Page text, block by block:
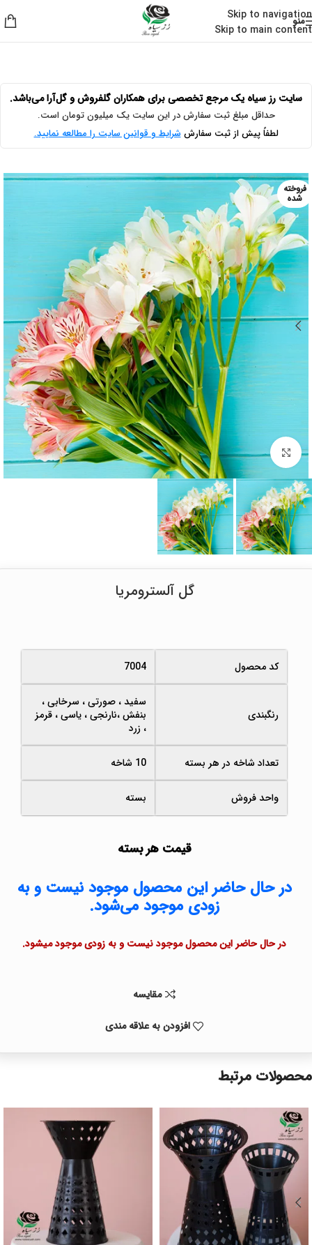
Skip to navigation
Skip to main content
منو
خانه/ گل شاخه بریده طبیعی
سایت رز سیاه یک مرجع تخصصی برای همکاران گلفروش و گل‌آرا می‌باشد.
حداقل مبلغ ثبت سفارش در این سایت یک میلیون تومان است.
لطفاً پیش از ثبت سفارششرایط و قوانین سایت را مطالعه نمایید.
فروخته
شده
برای بزرگنمایی کلیک کنید
گل آلسترومریا
کد محصول 7004
رنگبندی
سفید ، صورتی ، سرخابی ،
بنفش ،نارنجی ، یاسی ، قرمز
، زرد
تعداد شاخه در هر بسته 10 شاخه
واحد فروش بسته
قیمت هر بسته
در حال حاضر این محصول موجود نیست و به
زودی موجود می‌شود.
در حال حاضر این محصول موجود نیست و به زودی موجود میشود.
مقايسه
افزودن به علاقه مندی
محصولات مرتبط